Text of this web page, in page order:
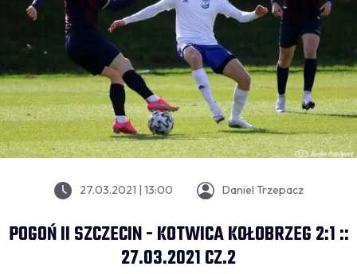
27.03.2021 | 13:00 Daniel Trzepacz
POGOŃ II SZCZECIN - KOTWICA KOŁOBRZEG 2:1 ::
27.03.2021 CZ.2